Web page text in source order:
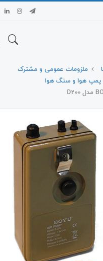
ملزومات عمومی و مشترک
پمپ هوا و سنگ هوا